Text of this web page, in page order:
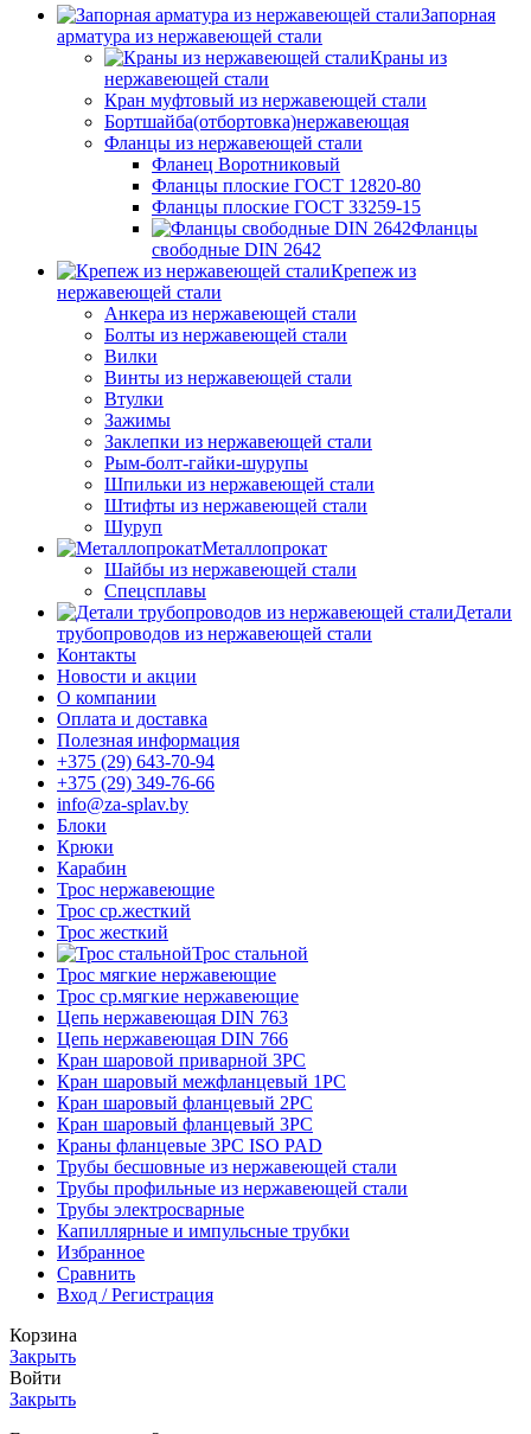
Запорная
арматура из нержавеющей стали
Краны из
нержавеющей стали
Кран муфтовый из нержавеющей стали
Бортшайба(отбортовка)нержавеющая
Фланцы из нержавеющей стали
Фланец Воротниковый
Фланцы плоские ГОСТ 12820-80
Фланцы плоские ГОСТ 33259-15
Фланцы
свободные DIN 2642
Крепеж из
нержавеющей стали
Анкера из нержавеющей стали
Болты из нержавеющей стали
Вилки
Винты из нержавеющей стали
Втулки
Зажимы
Заклепки из нержавеющей стали
Рым-болт-гайки-шурупы
Шпильки из нержавеющей стали
Штифты из нержавеющей стали
Шуруп
Металлопрокат
Шайбы из нержавеющей стали
Спецсплавы
Детали
трубопроводов из нержавеющей стали
Контакты
Новости и акции
О компании
Оплата и доставка
Полезная информация
+375 (29) 643-70-94
+375 (29) 349-76-66
info@za-splav.by
Блоки
Крюки
Карабин
Трос нержавеющие
Трос ср.жесткий
Трос жесткий
Трос стальной
Трос мягкие нержавеющие
Трос ср.мягкие нержавеющие
Цепь нержавеющая DIN 763
Цепь нержавеющая DIN 766
Кран шаровой приварной 3PC
Кран шаровый межфланцевый 1PC
Кран шаровый фланцевый 2PC
Кран шаровый фланцевый 3PC
Краны фланцевые 3PC ISO PAD
Трубы бесшовные из нержавеющей стали
Трубы профильные из нержавеющей стали
Трубы электросварные
Капиллярные и импульсные трубки
Избранное
Сравнить
Вход / Регистрация
Корзина
Закрыть
Войти
Закрыть